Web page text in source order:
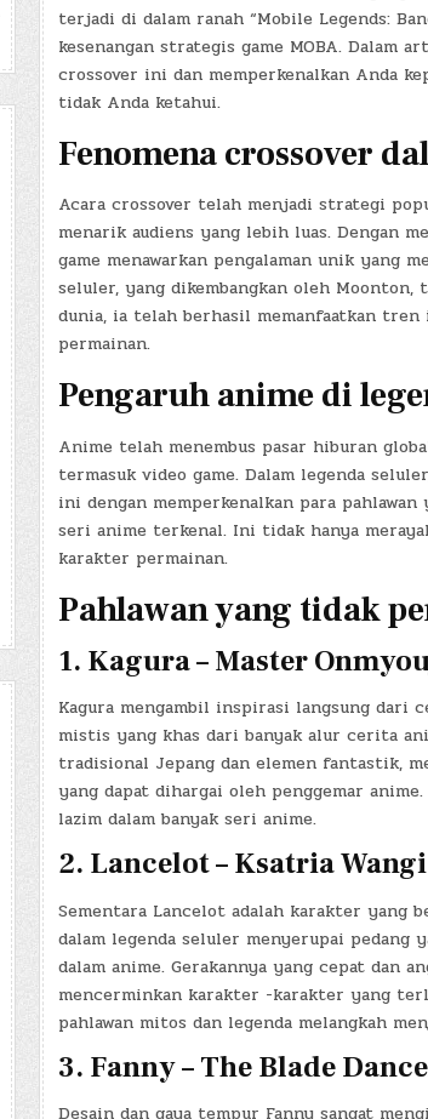
terjadi di dalam ranah “Mobile Legends:
kesenangan strategis game MOBA. Dalam
crossover ini dan memperkenalkan Anda
tidak Anda ketahui.
Fenomena crossover
Acara crossover telah menjadi strategi
menarik audiens yang lebih luas. Dengan
game menawarkan pengalaman unik yang
seluler, yang dikembangkan oleh
dunia, ia telah berhasil memanfaatkan
permainan.
Pengaruh anime di
Anime telah menembus pasar hiburan
termasuk video game. Dalam legenda
ini dengan memperkenalkan para
seri anime terkenal. Ini tidak hanya
karakter permainan.
Pahlawan yang tidak
1. Kagura – Master
Kagura mengambil inspirasi langsung dari
mistis yang khas dari banyak alur cerita
tradisional Jepang dan elemen fantastik,
yang dapat dihargai oleh penggemar
lazim dalam banyak seri anime.
2. Lancelot – Ksatria Wangi
Sementara Lancelot adalah karakter yang
dalam legenda seluler menyerupai pedang
dalam anime. Gerakannya yang cepat dan
mencerminkan karakter -karakter yang
pahlawan mitos dan legenda melangkah
3. Fanny – The Blade